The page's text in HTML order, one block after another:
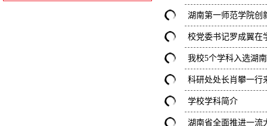
湖南第一师范学院创
校党委书记罗成翼在
我校5个学科入选湖
科研处处长肖攀一行
学校学科简介
湖南省全面推进一流